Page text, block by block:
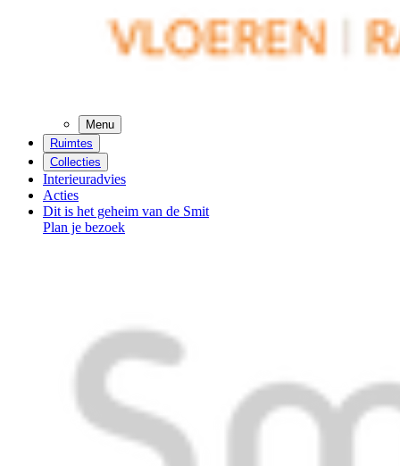
Menu
Ruimtes
Collecties
Interieuradvies
Acties
Dit is het geheim van de Smit
Plan je bezoek